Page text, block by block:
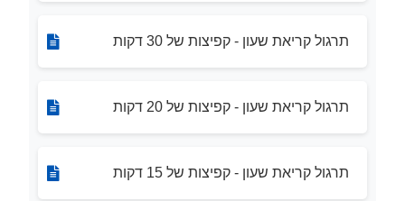
תרגול קריאת שעון - קפיצות של 30 דקות
תרגול קריאת שעון - קפיצות של 20 דקות
תרגול קריאת שעון - קפיצות של 15 דקות